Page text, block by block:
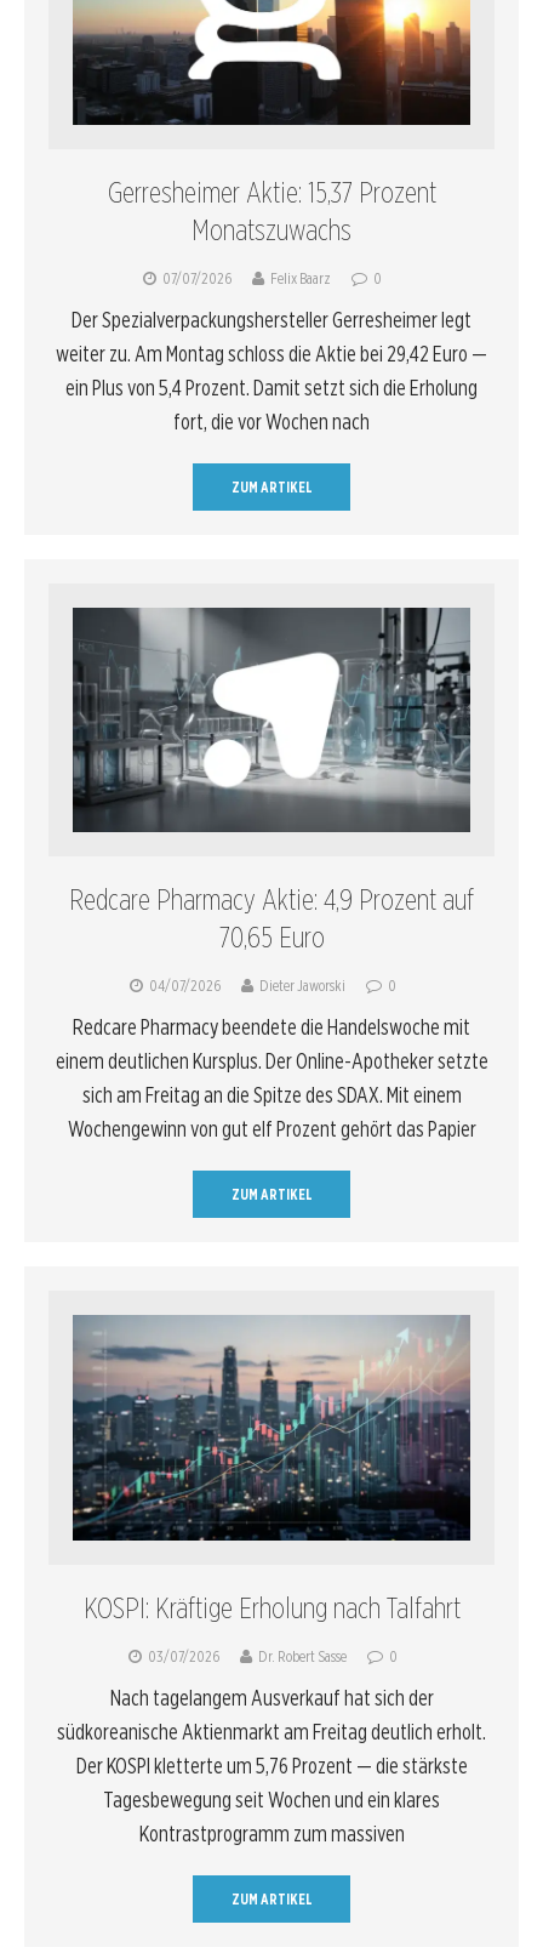
Gerresheimer Aktie: 15,37 Prozent
Monatszuwachs
07/07/2026 Felix Baarz 0
Der Spezialverpackungshersteller Gerresheimer legt
weiter zu. Am Montag schloss die Aktie bei 29,42 Euro —
ein Plus von 5,4 Prozent. Damit setzt sich die Erholung
fort, die vor Wochen nach
ZUM ARTIKEL
Redcare Pharmacy Aktie: 4,9 Prozent auf
70,65 Euro
04/07/2026 Dieter Jaworski 0
Redcare Pharmacy beendete die Handelswoche mit
einem deutlichen Kursplus. Der Online-Apotheker setzte
sich am Freitag an die Spitze des SDAX. Mit einem
Wochengewinn von gut elf Prozent gehört das Papier
ZUM ARTIKEL
KOSPI: Kräftige Erholung nach Talfahrt
03/07/2026 Dr. Robert Sasse 0
Nach tagelangem Ausverkauf hat sich der
südkoreanische Aktienmarkt am Freitag deutlich erholt.
Der KOSPI kletterte um 5,76 Prozent — die stärkste
Tagesbewegung seit Wochen und ein klares
Kontrastprogramm zum massiven
ZUM ARTIKEL